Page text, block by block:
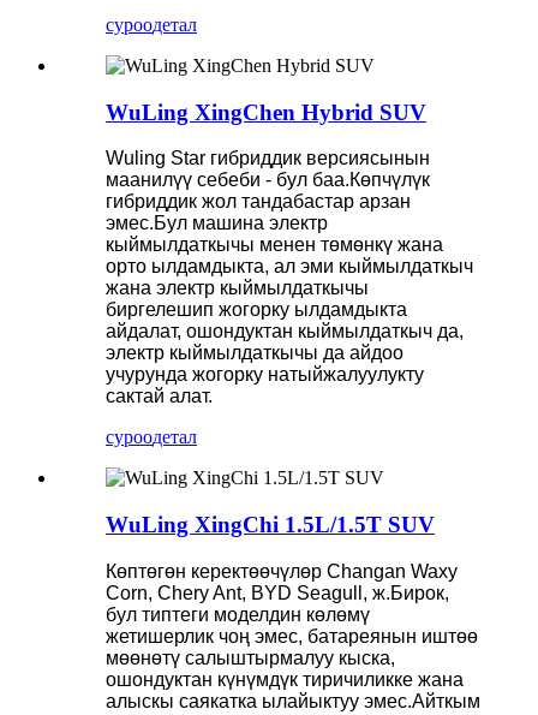
суроодетал
WuLing XingChen Hybrid SUV
Wuling Star гибриддик версиясынын
маанилүү себеби - бул баа.Көпчүлүк
гибриддик жол тандабастар арзан
эмес.Бул машина электр
кыймылдаткычы менен төмөнкү жана
орто ылдамдыкта, ал эми кыймылдаткыч
жана электр кыймылдаткычы
биргелешип жогорку ылдамдыкта
айдалат, ошондуктан кыймылдаткыч да,
электр кыймылдаткычы да айдоо
учурунда жогорку натыйжалуулукту
сактай алат.
суроодетал
WuLing XingChi 1.5L/1.5T SUV
Көптөгөн керектөөчүлөр Changan Waxy
Corn, Chery Ant, BYD Seagull, ж.Бирок,
бул типтеги моделдин көлөмү
жетишерлик чоң эмес, батареянын иштөө
мөөнөтү салыштырмалуу кыска,
ошондуктан күнүмдүк тиричиликке жана
алыскы саякатка ылайыктуу эмес.Айткым